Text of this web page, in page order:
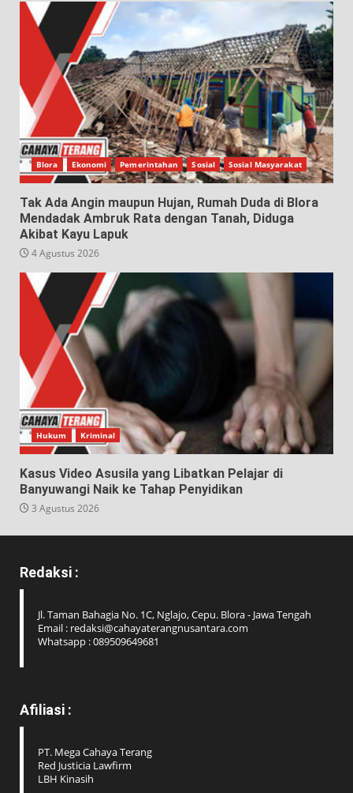
Blora Ekonomi Pemerintahan Sosial Sosial Masyarakat
Tak Ada Angin maupun Hujan, Rumah Duda di Blora
Mendadak Ambruk Rata dengan Tanah, Diduga
Akibat Kayu Lapuk
4 Agustus 2026
Hukum Kriminal
Kasus Video Asusila yang Libatkan Pelajar di
Banyuwangi Naik ke Tahap Penyidikan
3 Agustus 2026
Redaksi :
Jl. Taman Bahagia No. 1C, Nglajo, Cepu. Blora - Jawa Tengah
Email : redaksi@cahayaterangnusantara.com
Whatsapp : 089509649681
Afiliasi :
PT. Mega Cahaya Terang
Red Justicia Lawfirm
LBH Kinasih